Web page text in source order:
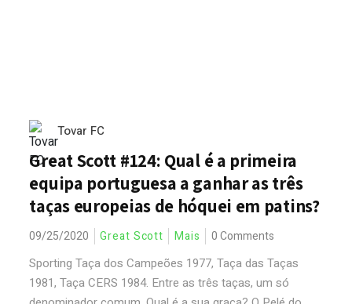
Tovar FC
Great Scott #124: Qual é a primeira
equipa portuguesa a ganhar as três
taças europeias de hóquei em patins?
09/25/2020 Great Scott Mais 0 Comments
Sporting Taça dos Campeões 1977, Taça das Taças
1981, Taça CERS 1984. Entre as três taças, um só